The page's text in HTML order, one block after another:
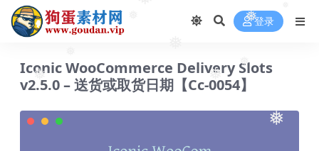
❅
❅
❅ ❅
❅
❅登录
Iconic WooCommerce Delivery Slots
v2.5.0 – 送货或取货日期【Cc-0054】